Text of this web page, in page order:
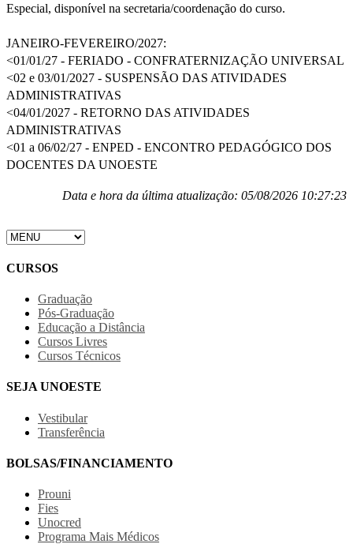
Especial, disponível na secretaria/coordenação do curso.
JANEIRO-FEVEREIRO/2027:
<01/01/27 - FERIADO - CONFRATERNIZAÇÃO UNIVERSAL
<02 e 03/01/2027 - SUSPENSÃO DAS ATIVIDADES
ADMINISTRATIVAS
<04/01/2027 - RETORNO DAS ATIVIDADES
ADMINISTRATIVAS
<01 a 06/02/27 - ENPED - ENCONTRO PEDAGÓGICO DOS
DOCENTES DA UNOESTE
Data e hora da última atualização: 05/08/2026 10:27:23
CURSOS
Graduação
Pós-Graduação
Educação a Distância
Cursos Livres
Cursos Técnicos
SEJA UNOESTE
Vestibular
Transferência
BOLSAS/FINANCIAMENTO
Prouni
Fies
Unocred
Programa Mais Médicos